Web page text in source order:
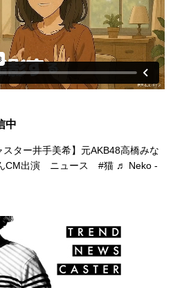
中
ター井手美希】元AKB48高橋みな
CM出演 ニュース #猫 ♬ Neko -